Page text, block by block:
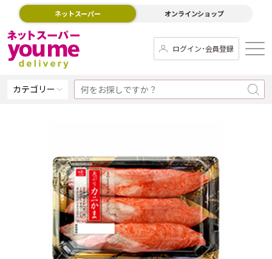
ネットスーパー オンラインショップ
ログイン･会員登録
カテゴリー